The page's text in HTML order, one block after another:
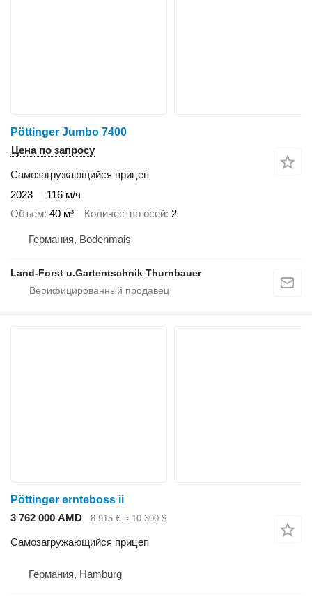
Pöttinger Jumbo 7400
Цена по запросу
Самозагружающийся прицеп
2023
116 м/ч
Объем 40 м³ Количество осей 2
Германия, Bodenmais
Land-Forst u.Gartentschnik Thurnbauer
Pöttinger ernteboss ii
3 762 000 AMD
8 915 € ≈ 10 300 $
Самозагружающийся прицеп
Германия, Hamburg